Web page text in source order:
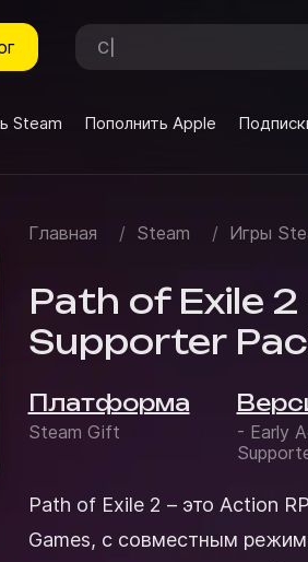
Steam Пополнить Apple
Главная / Steam / Игры
Path of Exile
Supporter
Платформа
Steam Gift
- Early
Path of Exile 2 – это Action
Games, с совместным